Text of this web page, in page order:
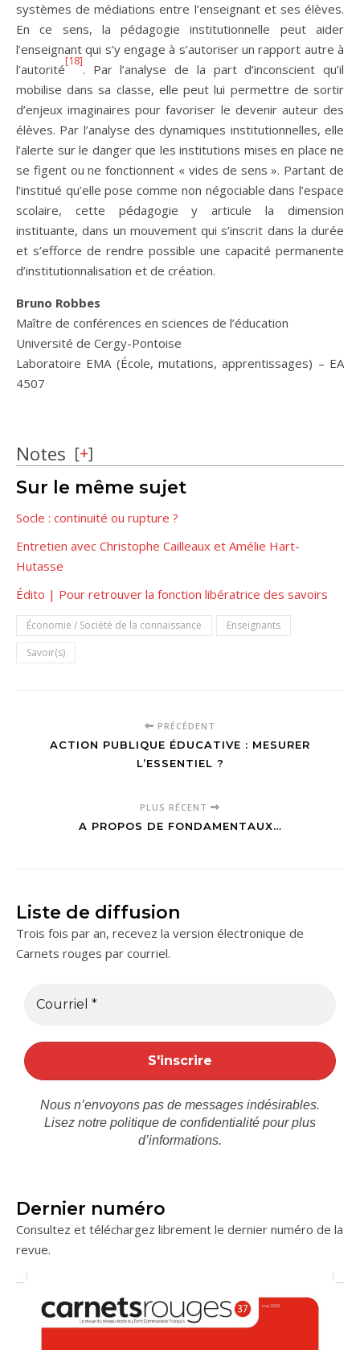
systèmes de médiations entre l’enseignant et ses élèves.
En ce sens, la pédagogie institutionnelle peut aider
l’enseignant qui s’y engage à s’autoriser un rapport autre à
l’autorité
[18]
. Par l’analyse de la part d’inconscient qu’il
mobilise dans sa classe, elle peut lui permettre de sortir
d’enjeux imaginaires pour favoriser le devenir auteur des
élèves. Par l’analyse des dynamiques institutionnelles, elle
l’alerte sur le danger que les institutions mises en place ne
se figent ou ne fonctionnent « vides de sens ». Partant de
l’institué qu’elle pose comme non négociable dans l’espace
scolaire, cette pédagogie y articule la dimension
instituante, dans un mouvement qui s’inscrit dans la durée
et s’efforce de rendre possible une capacité permanente
d’institutionnalisation et de création.
Bruno Robbes
Maître de conférences en sciences de l’éducation
Université de Cergy-Pontoise
Laboratoire EMA (École, mutations, apprentissages) – EA
4507
Notes [+]
Sur le même sujet
Socle : continuité ou rupture ?
Entretien avec Christophe Cailleaux et Amélie Hart-
Hutasse
Édito | Pour retrouver la fonction libératrice des savoirs
Économie / Société de la connaissance
Enseignants
Savoir(s)
PRÉCÉDENT
ACTION PUBLIQUE ÉDUCATIVE : MESURER
L’ESSENTIEL ?
PLUS RÉCENT
A PROPOS DE FONDAMENTAUX…
Liste de diffusion
Trois fois par an, recevez la version électronique de
Carnets rouges par courriel.
Nous n’envoyons pas de messages indésirables.
Lisez notre politique de confidentialité pour plus
d’informations.
Dernier numéro
Consultez et téléchargez librement le dernier numéro de la
revue.